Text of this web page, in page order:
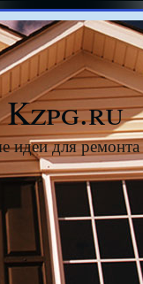
Kzpg.ru
идеи для